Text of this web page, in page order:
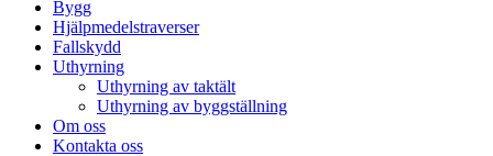
Bygg
Hjälpmedelstraverser
Fallskydd
Uthyrning
Uthyrning av taktält
Uthyrning av byggställning
Om oss
Kontakta oss